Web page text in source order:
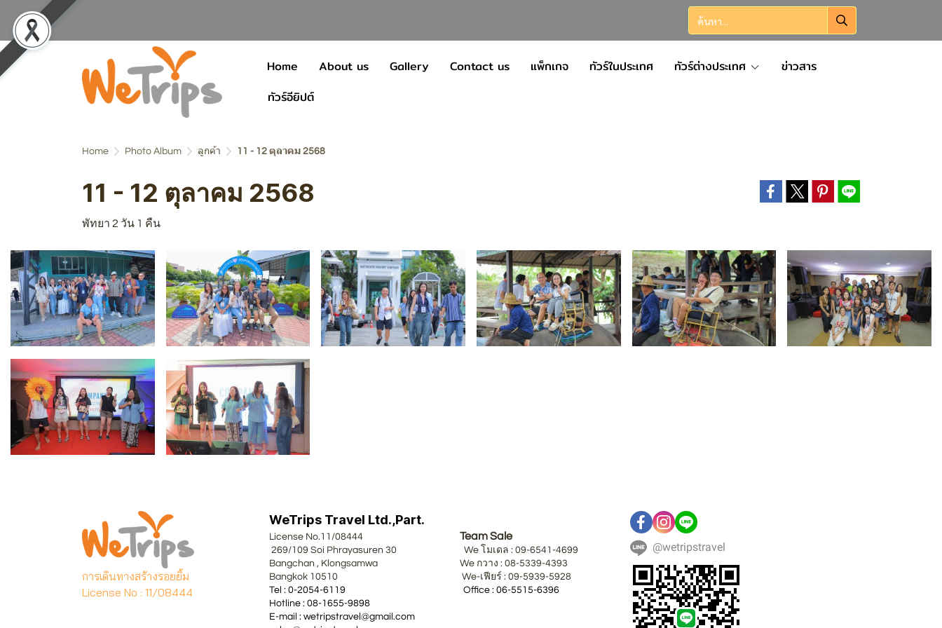
Home About us Gallery Contact us แพ็กเกจ ทัวร์ในประเทศ ทัวร์ต่างประเทศ
ข่าวสาร
ทัวร์อียิปต์
Home Photo Album ลูกค้า 11 - 12 ตุลาคม 2568
11 - 12 ตุลาคม 2568
พัทยา 2 วัน 1 คืน
การเดินทางสร้างรอยยิ้ม
License No : 11/08444
WeTrips Travel Ltd.,Part.
License No.11/08444 Team Sale
269/109 Soi Phrayasuren 30 We โมเดล : 09-6541-4699
Bangchan , Klongsamwa We กวาง : 08-5339-4393
Bangkok 10510 We-เฟียร์ : 09-5939-5928
Tel : 0-2054-6119 Office : 06-5515-6396
Hotline : 08-1655-9898
E-mail : wetripstravel@gmail.com
@wetripstravel